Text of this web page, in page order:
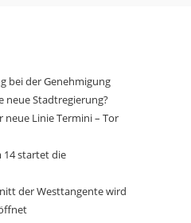
bei der Genehmigung
neue Stadtregierung?
neue Linie Termini – Tor
14 startet die
der Westtangente wird